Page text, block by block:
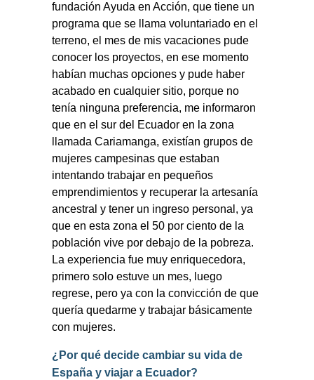
fundación Ayuda en Acción, que tiene un
programa que se llama voluntariado en el
terreno, el mes de mis vacaciones pude
conocer los proyectos, en ese momento
habían muchas opciones y pude haber
acabado en cualquier sitio, porque no
tenía ninguna preferencia, me informaron
que en el sur del Ecuador en la zona
llamada Cariamanga, existían grupos de
mujeres campesinas que estaban
intentando trabajar en pequeños
emprendimientos y recuperar la artesanía
ancestral y tener un ingreso personal, ya
que en esta zona el 50 por ciento de la
población vive por debajo de la pobreza.
La experiencia fue muy enriquecedora,
primero solo estuve un mes, luego
regrese, pero ya con la convicción de que
quería quedarme y trabajar básicamente
con mujeres.
¿Por qué decide cambiar su vida de
España y viajar a Ecuador?